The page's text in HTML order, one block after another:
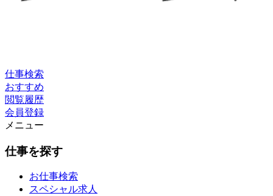
仕事検索
おすすめ
閲覧履歴
会員登録
メニュー
仕事を探す
お仕事検索
スペシャル求人